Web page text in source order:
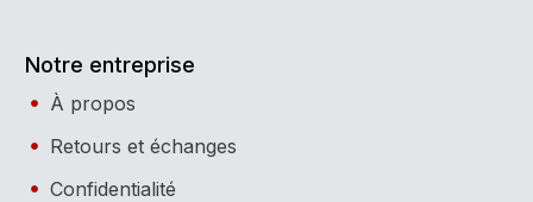
Notre entreprise
À propos
Retours et échanges
Confidentialité